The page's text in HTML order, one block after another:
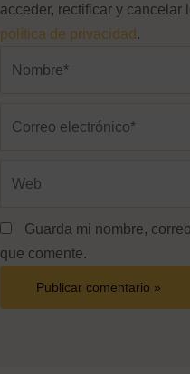
acceder, rectificar y cancelar
política de privacidad .
Guarda mi nombre,
que comente.